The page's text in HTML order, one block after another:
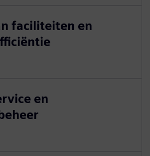
faciliteiten en
en